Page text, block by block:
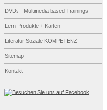
DVDs - Multimedia based Trainings
Lern-Produkte + Karten
Literatur Soziale KOMPETENZ
Sitemap
Kontakt